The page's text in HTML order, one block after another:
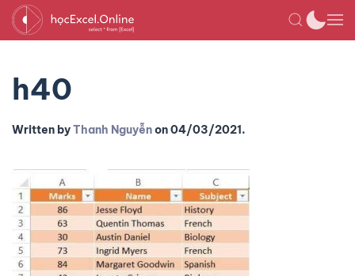
h40
Written byThanh Nguyễnon04/03/2021.